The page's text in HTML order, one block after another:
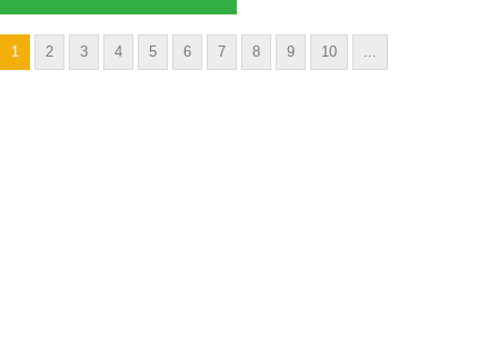
1 2 3 4 5 6 7 8 9 10 ...